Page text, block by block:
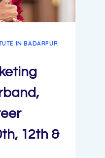
IN BADARPUR
12th &